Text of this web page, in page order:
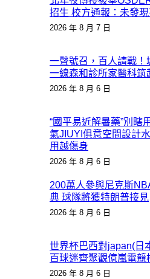
招生 校方通報：未發
2026 年 8 月 7 日
一聲號召，百人請戰
一線森和診所家醫科筑
2026 年 8 月 6 日
“國平易近解暑藥”別瞎
氣JIUYI俱意空間設計
用越傷身
2026 年 8 月 6 日
200萬人參與尼克斯
典 球隊將獲特朗普接見
2026 年 8 月 6 日
世界杯巴西對japan(日
百球迷齊聚觀億嵐電競
2026 年 8 月 6 日